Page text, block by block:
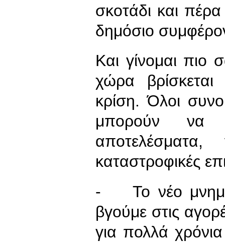
σκοτάδι και
δημόσιο
Και γίνομαι πιο
χώρα
κρίση. Όλοι
μπορούν να
καταστροφικές
- Το νέο
βγούμε στις
για πολλά